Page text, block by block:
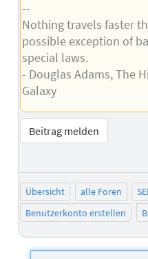
--
Nothing travels faster
possible exception of
special laws.
- Douglas Adams, The
Galaxy
Beitrag melden
Übersicht alle Foren
Benutzerkonto erstellen